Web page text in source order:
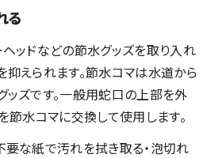
る
ッドなどの節水グッズを取り入れ
えられます。節水コマは水道から
ズです。一般用蛇口の上部を外
節水コマに交換して使用します。
要な紙で汚れを拭き取る・泡切れ